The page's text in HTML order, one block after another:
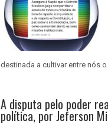
destinada a cultivar entre nós
A disputa pelo poder
política, por Jeferson